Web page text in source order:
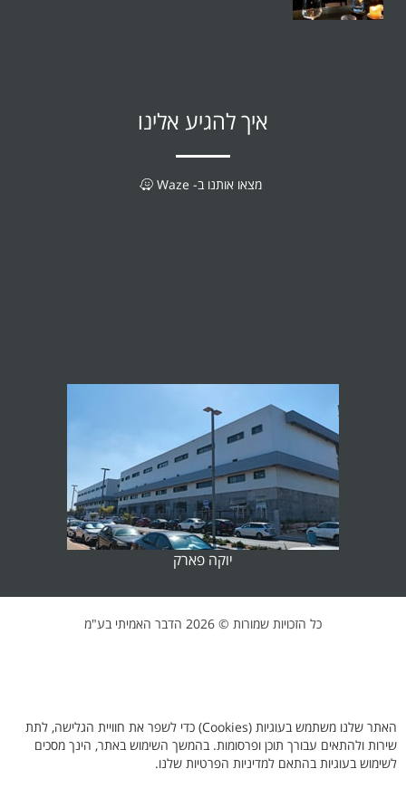
איך להגיע אלינו
מצאו אותנו ב- Waze
יוקה פארק
כל הזכויות שמורות © 2026 הדבר האמיתי בע"מ
האתר שלנו משתמש בעוגיות (Cookies) כדי לשפר את חוויית הגלישה, לתת
שירות ולהתאים עבורך תוכן ופרסומות. בהמשך השימוש באתר, הינך מסכים
לשימוש בעוגיות בהתאם למדיניות הפרטיות שלנו.